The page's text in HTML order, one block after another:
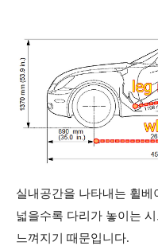
실내공간을 나타내는 휠
넓을수록 다리가 놓이는
느껴지기 때문입니다.